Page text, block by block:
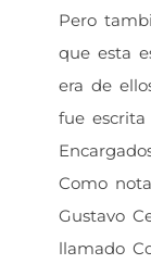
Pero
que esta
era de
fue
Como
Gustavo
llamado